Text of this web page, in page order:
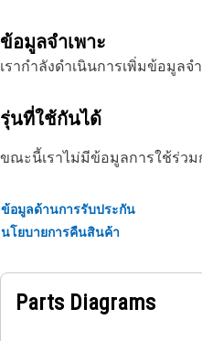
ข้อมูลจำเพาะ
เรากำลังดำเนินการเพิ่มข้อมูล
รุ่นที่ใช้กันได้
ขณะนี้เราไม่มีข้อมูลการใช้ร่ว
ข้อมูลด้านการรับประกัน
นโยบายการคืนสินค้า
Parts Diagrams